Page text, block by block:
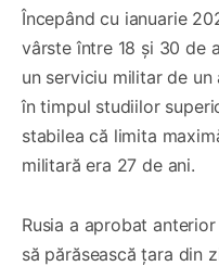
Începând cu ianuarie
vârste între 18 şi 30 de
un serviciu militar de
în timpul studiilor
stabilea că limita
militară era 27 de ani.
Rusia a aprobat
să părăsească țara din